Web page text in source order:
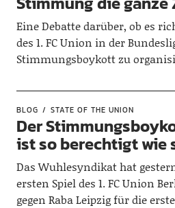
Eine Debatte darüber, ob es
des 1. FC Union in der
Stimmungsboykott zu
BLOG STATE OF THE UNION
Der
ist so berechtigt wie
Das Wuhlesyndikat hat
ersten Spiel des 1. FC Union
gegen Raba Leipzig für die